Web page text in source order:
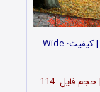
نام: عکس های پاییز Autumn HD Wallpapers | کیفیت: Wide
فرمت تصاویر: JPG | ابعاد تصویر: 1200×1600 | حجم فایل: 114